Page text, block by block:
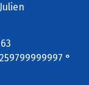
°